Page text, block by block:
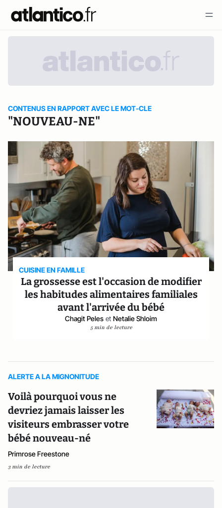
CONTENUS EN RAPPORT AVEC LE MOT-CLE
"NOUVEAU-NE"
CUISINE EN FAMILLE
La grossesse est l'occasion de modifier
les habitudes alimentaires familiales
avant l'arrivée du bébé
Chagit Peles et Netalie Shloim
5 min de lecture
ALERTE A LA MIGNONITUDE
Voilà pourquoi vous ne
devriez jamais laisser les
visiteurs embrasser votre
bébé nouveau-né
Primrose Freestone
3 min de lecture